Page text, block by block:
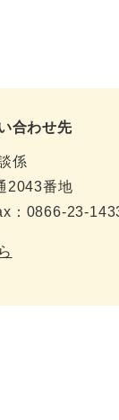
合わせ先
係
2043番地
：0866-23-